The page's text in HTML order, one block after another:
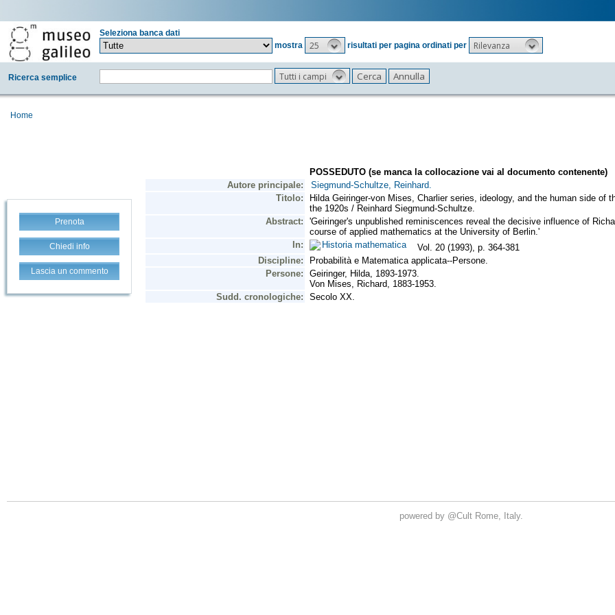
Seleziona banca dati
mostra
25 risultati per pagina ordinati per Rilevanza
Ricerca semplice Tutti i campi
Home
Prenota
Chiedi info
Lascia un commento
powered by @Cult Rome, Italy.